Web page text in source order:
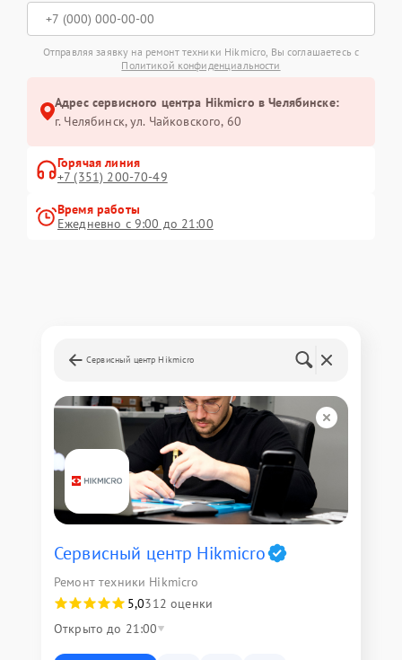
Отправляя заявку на ремонт техники Hikmicro, Вы соглашаетесь с
Политикой конфиденциальности
Адрес сервисного центра Hikmicro в Челябинске:
г. Челябинск, ул. Чайковского, 60
Горячая линия
+7 (351) 200-70-49
Время работы
Ежедневно с 9:00 до 21:00
Сервисный центр Hikmicro
Сервисный центр Hikmicro
Ремонт техники Hikmicro
5,0312 оценки
Открыто до 21:00